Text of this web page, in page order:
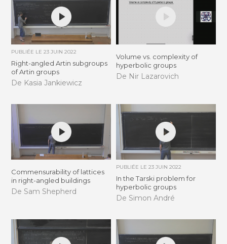
PUBLIÉE LE23 JUIN 2022
Right-angled Artin subgroups
of Artin groups
De Kasia Jankiewicz
Volume vs. complexity of
hyperbolic groups
De Nir Lazarovich
Commensurability of lattices
in right-angled buildings
De Sam Shepherd
PUBLIÉE LE 23 JUIN 2022
In the Tarski problem for
hyperbolic groups
De Simon André